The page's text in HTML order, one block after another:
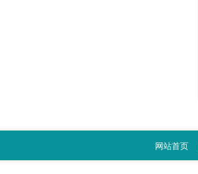
网站首页